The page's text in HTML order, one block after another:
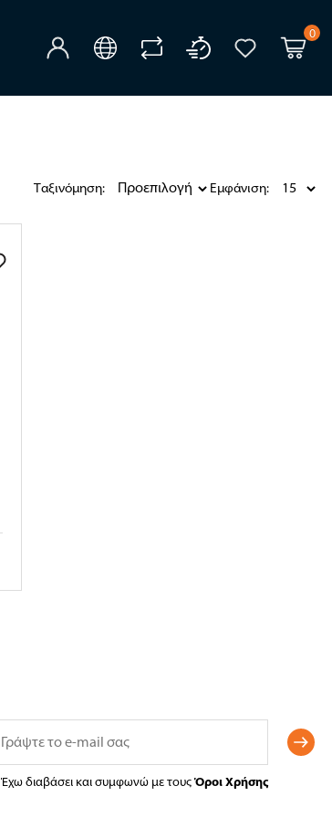
0
Ταξινόμηση: Εμφάνιση:
Έχω διαβάσει και συμφωνώ με τουςΌροι Χρήσης